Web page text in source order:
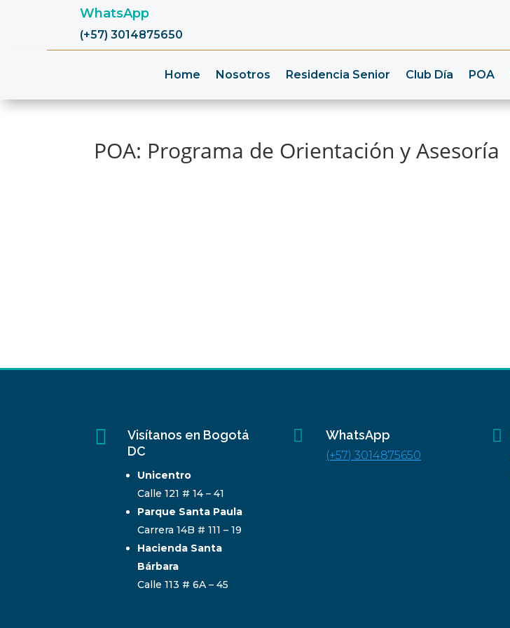
WhatsApp
(+57) 3014875650
Home Nosotros Residencia Senior Club Día POA
POA: Programa de Orientación y Asesoría

Visítanos en Bogotá
DC
Unicentro
Calle 121 # 14 – 41
Parque Santa Paula
Carrera 14B # 111 – 19
Hacienda Santa
Bárbara
Calle 113 # 6A – 45
 WhatsApp
(+57) 3014875650
